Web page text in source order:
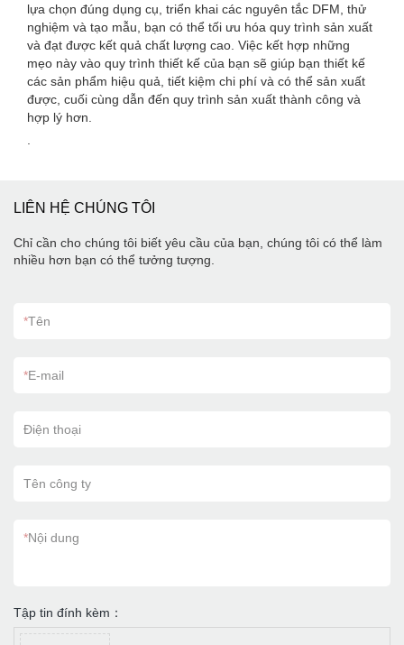
lựa chọn đúng dụng cụ, triển khai các nguyên tắc DFM, thử
nghiệm và tạo mẫu, bạn có thể tối ưu hóa quy trình sản xuất
và đạt được kết quả chất lượng cao. Việc kết hợp những
mẹo này vào quy trình thiết kế của bạn sẽ giúp bạn thiết kế
các sản phẩm hiệu quả, tiết kiệm chi phí và có thể sản xuất
được, cuối cùng dẫn đến quy trình sản xuất thành công và
hợp lý hơn.
LIÊN HỆ CHÚNG TÔI
Chỉ cần cho chúng tôi biết yêu cầu của bạn, chúng tôi có thể làm
nhiều hơn bạn có thể tưởng tượng.
*Tên
*E-mail
Điện thoại
Tên công ty
*Nội dung
Tập tin đính kèm：